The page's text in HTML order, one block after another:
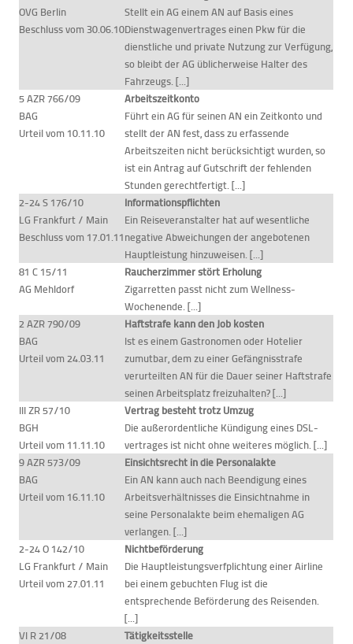
OVG Berlin
Beschluss vom 30.06.10
Stellt ein AG einem AN auf Basis eines
Dienstwagenvertrages einen Pkw für die
dienstliche und private Nutzung zur Verfügung,
so bleibt der AG üblicherweise Halter des
Fahrzeugs. [...]
5 AZR 766/09
BAG
Urteil vom 10.11.10
Arbeitszeitkonto
Führt ein AG für seinen AN ein Zeitkonto und
stellt der AN fest, dass zu erfassende
Arbeitszeiten nicht berücksichtigt wurden, so
ist ein Antrag auf Gutschrift der fehlenden
Stunden gerechtfertigt. [...]
2-24 S 176/10
LG Frankfurt / Main
Beschluss vom 17.01.11
Informationspflichten
Ein Reiseveranstalter hat auf wesentliche
negative Abweichungen der angebotenen
Hauptleistung hinzuweisen. [...]
81 C 15/11
AG Mehldorf
Raucherzimmer stört Erholung
Zigarretten passt nicht zum Wellness-
Wochenende. [...]
2 AZR 790/09
BAG
Urteil vom 24.03.11
Haftstrafe kann den Job kosten
Ist es einem Gastronomen oder Hotelier
zumutbar, dem zu einer Gefängnisstrafe
verurteilten AN für die Dauer seiner Haftstrafe
seinen Arbeitsplatz freizuhalten? [...]
III ZR 57/10
BGH
Urteil vom 11.11.10
Vertrag besteht trotz Umzug
Die außerordentliche Kündigung eines DSL-
vertrages ist nicht ohne weiteres möglich. [...]
9 AZR 573/09
BAG
Urteil vom 16.11.10
Einsichtsrecht in die Personalakte
Ein AN kann auch nach Beendigung eines
Arbeitsverhältnisses die Einsichtnahme in
seine Personalakte beim ehemaligen AG
verlangen. [...]
2-24 O 142/10
LG Frankfurt / Main
Urteil vom 27.01.11
Nichtbeförderung
Die Hauptleistungsverfplichtung einer Airline
bei einem gebuchten Flug ist die
entsprechende Beförderung des Reisenden.
[...]
VI R 21/08
Tätigkeitsstelle